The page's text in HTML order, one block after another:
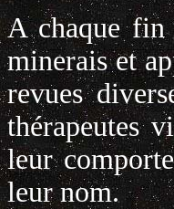
A chaque fin
minerais et
revues
thérapeutes
leur
leur nom.